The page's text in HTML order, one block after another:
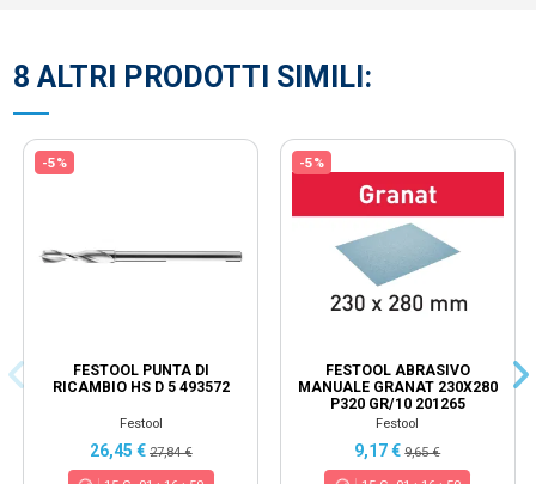
8 ALTRI PRODOTTI SIMILI:
-5%
FESTOOL PUNTA DI
RICAMBIO HS D 5 493572
Festool
26,45 € 27,84 €
-5%
FESTOOL ABRASIVO
MANUALE GRANAT 230X280
P320 GR/10 201265
Festool
9,17 €9,65 €